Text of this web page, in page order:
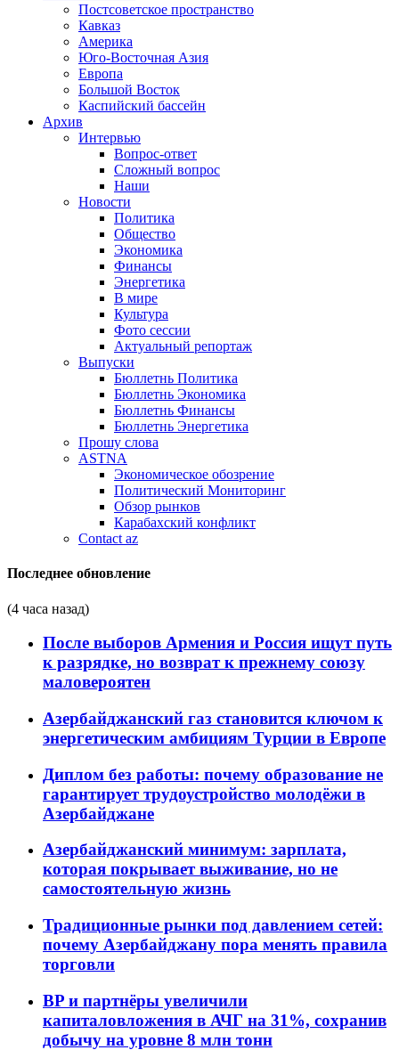
Постсоветское пространство
Кавказ
Америка
Юго-Восточная Азия
Европа
Большой Восток
Каспийский бассейн
Архив
Интервью
Вопрос-ответ
Сложный вопрос
Наши
Новости
Политика
Общество
Экономика
Финансы
Энергетика
В мире
Культура
Фото сессии
Актуальный репортаж
Выпуски
Бюллетнь Политика
Бюллетнь Экономика
Бюллетнь Финансы
Бюллетнь Энергетика
Прошу слова
ASTNA
Экономическое обозрение
Политический Мониторинг
Обзор рынков
Карабахский конфликт
Contact az
Последнее обновление
(4 часа назад)
После выборов Армения и Россия ищут путь
к разрядке, но возврат к прежнему союзу
маловероятен
Азербайджанский газ становится ключом к
энергетическим амбициям Турции в Европе
Диплом без работы: почему образование не
гарантирует трудоустройство молодёжи в
Азербайджане
Азербайджанский минимум: зарплата,
которая покрывает выживание, но не
самостоятельную жизнь
Традиционные рынки под давлением сетей:
почему Азербайджану пора менять правила
торговли
BP и партнёры увеличили
капиталовложения в АЧГ на 31%, сохранив
добычу на уровне 8 млн тонн